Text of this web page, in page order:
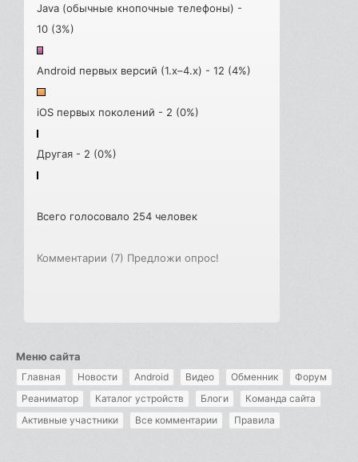
Java (обычные кнопочные телефоны) -
10 (3%)
Android первых версий (1.x–4.x) - 12 (4%)
iOS первых поколений - 2 (0%)
Другая - 2 (0%)
Всего голосовало 254 человек
Комментарии (7) Предложи опрос!
Меню сайта
Главная Новости Android Видео Обменник
Форум
Реаниматор
Каталог устройств Блоги
Команда сайта
Активные участники
Все комментарии Правила